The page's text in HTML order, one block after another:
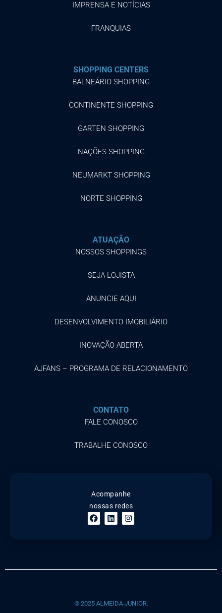
IMPRENSA E NOTÍCIAS
FRANQUIAS
SHOPPING CENTERS
BALNEÁRIO SHOPPING
CONTINENTE SHOPPING
GARTEN SHOPPING
NAÇÕES SHOPPING
NEUMARKT SHOPPING
NORTE SHOPPING
ATUAÇÃO
NOSSOS SHOPPINGS
SEJA LOJISTA
ANUNCIE AQUI
DESENVOLVIMENTO IMOBILIÁRIO
INOVAÇÃO ABERTA
AJFANS – PROGRAMA DE RELACIONAMENTO
CONTATO
FALE CONOSCO
TRABALHE CONOSCO
Acompanhe
nossas redes
© 2025 ALMEIDA JUNIOR.